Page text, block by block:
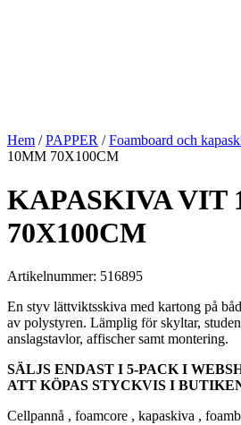
Hem /PAPPER /Foamboard och
10MM 70X100CM
KAPASKIVA VIT
70X100CM
Artikelnummer: 516895
En styv lättviktsskiva med kartong på
av polystyren. Lämplig för skyltar,
anslagstavlor, affischer samt montering.
SÄLJS ENDAST I 5-PACK I
ATT KÖPAS STYCKVIS I
Cellpannå , foamcore , kapaskiva ,